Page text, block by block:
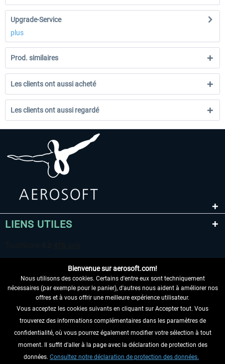
Upgrade-Service
plus
Prod. similaires
Les clients ont aussi acheté
Les clients ont aussi regardé
LIENS UTILES
RENONCER AU CONTRAT ICI
INFORMATIONS
NE MANQUEZ PAS LES DERNIÈRES
Bienvenue sur aerosoft.com!
Nous utilisons des cookies. Certains d'entre eux sont techniquement
nécessaires (par exemple pour le panier), d'autres nous aident à améliorer nos
offres et à vous offrir une meilleure expérience utilisateur.
Vous acceptez les cookies suivants en cliquant sur Accepter tout. Vous
trouverez des informations complémentaires dans les paramètres de
confidentialité, où vous pourrez également modifier votre sélection à tout
moment. Il suffit d'aller à la page avec la déclaration de protection des
données. Consultez notre déclaration de protection des données.